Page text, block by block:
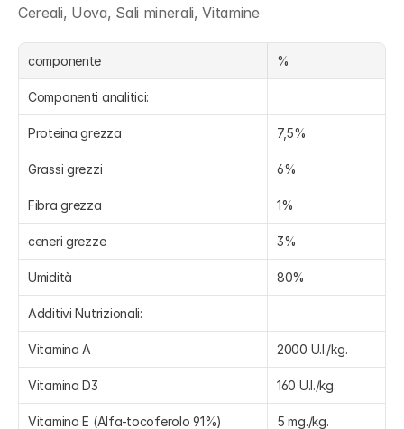
Cereali, Uova, Sali minerali, Vitamine
componente %
Componenti analitici:
Proteina grezza 7,5%
Grassi grezzi 6%
Fibra grezza 1%
ceneri grezze 3%
Umidità 80%
Additivi Nutrizionali:
Vitamina A 2000 U.I./kg.
Vitamina D3 160 U.I./kg.
Vitamina E (Alfa-tocoferolo 91%) 5 mg./kg.